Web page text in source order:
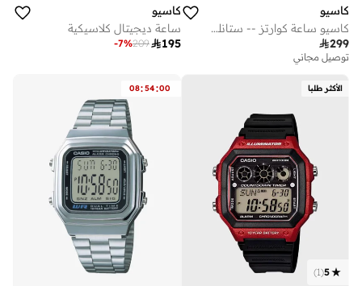
كاسيو
كاسيو ساعة كوارتز -- ستانلس ستيل
299
توصيل مجاني
كاسيو
ساعة ديجيتال كلاسيكية
195
209
-7%
الأكثر طلبا
5
(
1
)
08:54:00